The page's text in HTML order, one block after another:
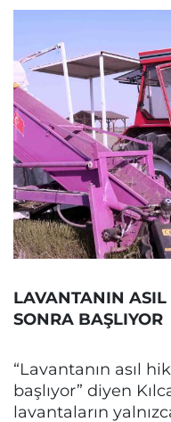
LAVANTANIN ASIL
SONRA BAŞLIYOR
“Lavantanın asıl
başlıyor” diyen
lavantaların